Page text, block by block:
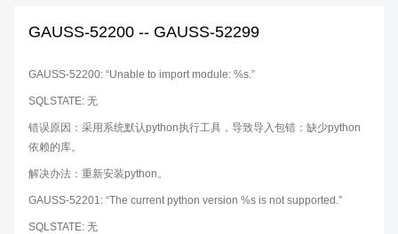
GAUSS-52200 -- GAUSS-52299
GAUSS-52200: “Unable to import module: %s.”
SQLSTATE: 无
错误原因：采用系统默认python执行工具，导致导入包错：缺少python
依赖的库。
解决办法：重新安装python。
GAUSS-52201: “The current python version %s is not supported.”
SQLSTATE: 无